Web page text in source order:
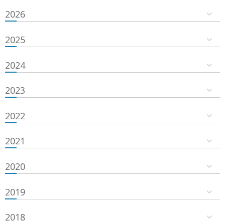
2026
2025
2024
2023
2022
2021
2020
2019
2018